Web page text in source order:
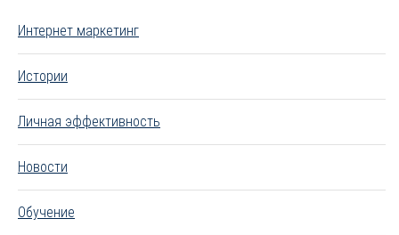
Интернет маркетинг
Истории
Личная эффективность
Новости
Обучение